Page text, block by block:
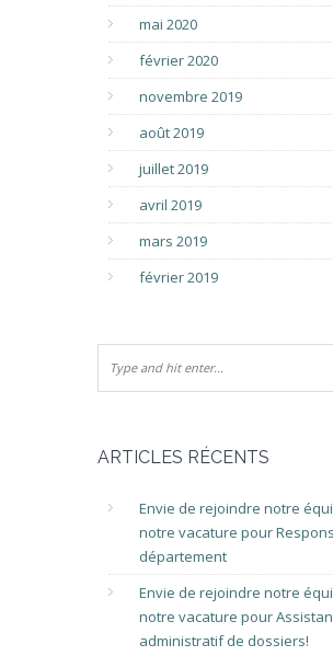
mai 2020
février 2020
novembre 2019
août 2019
juillet 2019
avril 2019
mars 2019
février 2019
ARTICLES RÉCENTS
Envie de rejoindre notre
notre vacature pour
département
Envie de rejoindre notre
notre vacature pour
administratif de dossiers!